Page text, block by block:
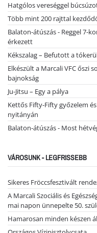
Hatgólos vereséggel
Több mint 200 rajttal
Balaton-átúszás - Reggel 7-
érkezett
Kékszalag – Befutott a
Elkészült a Marcali VFC őszi
bajnokság
Ju-Jitsu – Egy a pálya
Kettős Fifty-Fifty győzelem
nyitányán
Balaton-átúszás - Most
VÁROSUNK - LEGFRISSEBB
Sikeres Fröccsfesztivált
A Marcali Szociális és
mai napon ünnepelte 50.
Hamarosan minden készen